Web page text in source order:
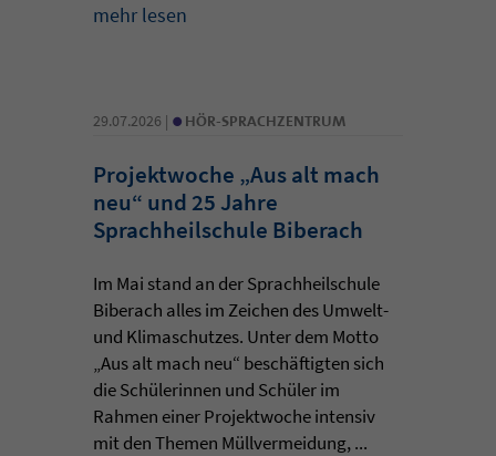
mehr lesen
29.07.2026 | • HÖR-SPRACHZENTRUM
Projektwoche „Aus alt mach
neu“ und 25 Jahre
Sprachheilschule Biberach
Im Mai stand an der Sprachheilschule
Biberach alles im Zeichen des Umwelt-
und Klimaschutzes. Unter dem Motto
„Aus alt mach neu“ beschäftigten sich
die Schülerinnen und Schüler im
Rahmen einer Projektwoche intensiv
mit den Themen Müllvermeidung, ...